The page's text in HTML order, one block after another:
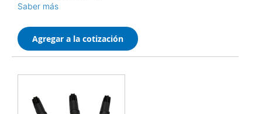
Saber más
Agregar a la cotización